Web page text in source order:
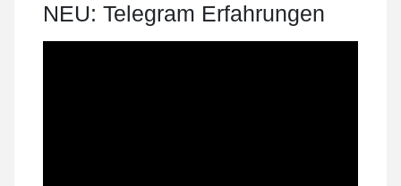
NEU: Telegram Erfahrungen